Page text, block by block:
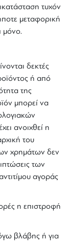
τυχόν
μεταφορική
μόνο.
δεκτές
ή από
της
μπορεί να
ανοιχθεί η
του
χρημάτων δεν
των
αγοράς
η επιστροφή
βλάβης ή για